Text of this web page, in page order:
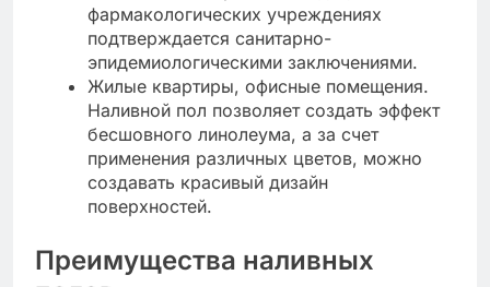
фармакологических учреждениях
подтверждается санитарно-
эпидемиологическими заключениями.
Жилые квартиры, офисные помещения.
Наливной пол позволяет создать эффект
бесшовного линолеума, а за счет
применения различных цветов, можно
создавать красивый дизайн
поверхностей.
Преимущества наливных